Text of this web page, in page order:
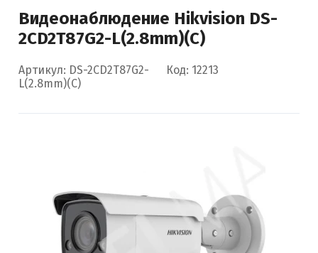
Видеонаблюдение Hikvision DS-
2CD2T87G2-L(2.8mm)(C)
Артикул: DS-2CD2T87G2-
L(2.8mm)(C)
Код: 12213